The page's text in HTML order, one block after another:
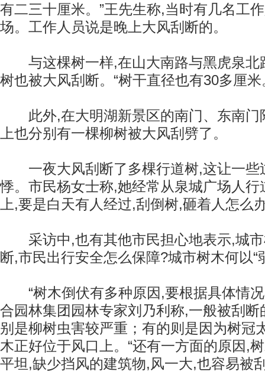
有二三十厘米。”王先生称,当时有几名工
场。工作人员说是晚上大风刮断的。
与这棵树一样,在山大南路与黑虎泉北
树也被大风刮断。“树干直径也有30多厘
此外,在大明湖新景区的南门、东南门
上也分别有一棵柳树被大风刮劈了。
一夜大风刮断了多棵行道树,这让一些
悸。市民杨女士称,她经常从泉城广场人行
上,要是白天有人经过,刮倒树,砸着人怎么
采访中,也有其他市民担心地表示,城市
断,市民出行安全怎么保障?城市树木何以“
“树木倒伏有多种原因,要根据具体情况
合园林集团园林专家刘乃利称,一般被刮
别是柳树虫害较严重；有的则是因为树冠
木正好位于风口上。“还有一方面的原因,
平坦,缺少挡风的建筑物,风一大,也容易被